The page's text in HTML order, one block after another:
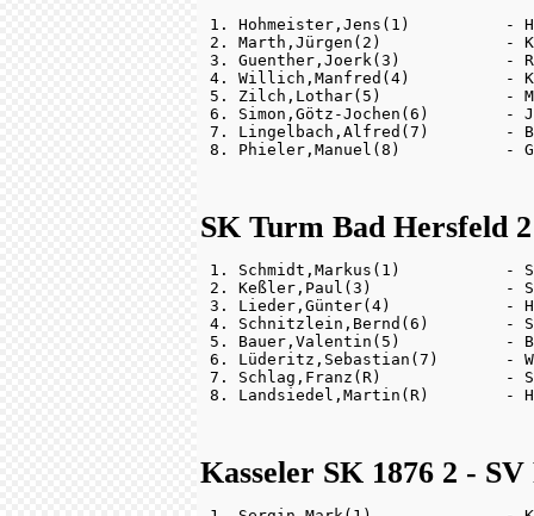
1. Hohmeister,Jens(1)          -
2. Marth,Jürgen(2)             -
3. Guenther,Joerk(3)           -
4. Willich,Manfred(4)          -
5. Zilch,Lothar(5)             -
6. Simon,Götz-Jochen(6)
7. Lingelbach,Alfred(7)
SK Turm Bad Hersfeld
1. Schmidt,Markus(1)           -
2. Keßler,Paul(3)              -
3. Lieder,Günter(4)            -
4. Schnitzlein,Bernd(6)        -
5. Bauer,Valentin(5)           -
6. Lüderitz,Sebastian(7)       -
7. Schlag,Franz(R)             -
Kasseler SK 1876 2 -